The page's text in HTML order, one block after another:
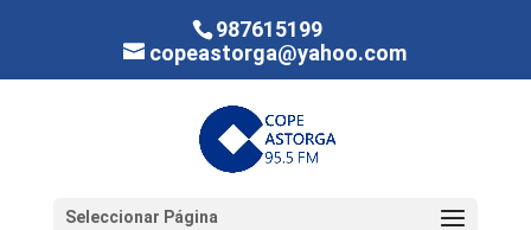
987615199
copeastorga@yahoo.com
Seleccionar Página